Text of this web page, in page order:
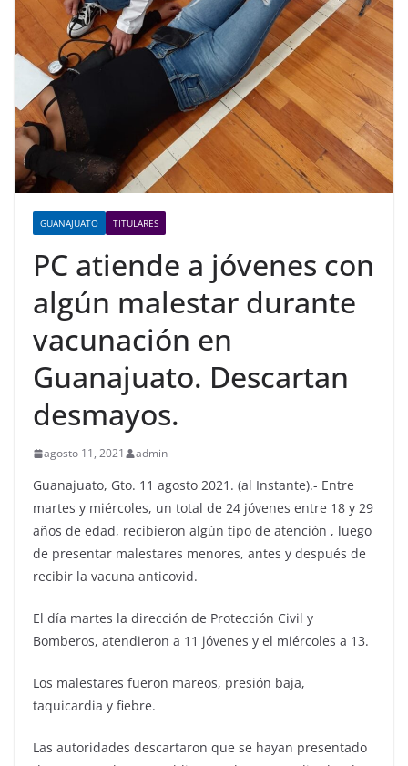
GUANAJUATO TITULARES
PC atiende a jóvenes con
algún malestar durante
vacunación en
Guanajuato. Descartan
desmayos.
agosto 11, 2021 admin
Guanajuato, Gto. 11 agosto 2021. (al Instante).- Entre
martes y miércoles, un total de 24 jóvenes entre 18 y 29
años de edad, recibieron algún tipo de atención , luego
de presentar malestares menores, antes y después de
recibir la vacuna anticovid.
El día martes la dirección de Protección Civil y
Bomberos, atendieron a 11 jóvenes y el miércoles a 13.
Los malestares fueron mareos, presión baja,
taquicardia y fiebre.
Las autoridades descartaron que se hayan presentado